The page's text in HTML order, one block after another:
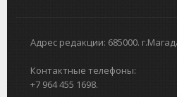
Адрес редакции: 685000.
Контактные телефоны:
+7 964 455 1698.